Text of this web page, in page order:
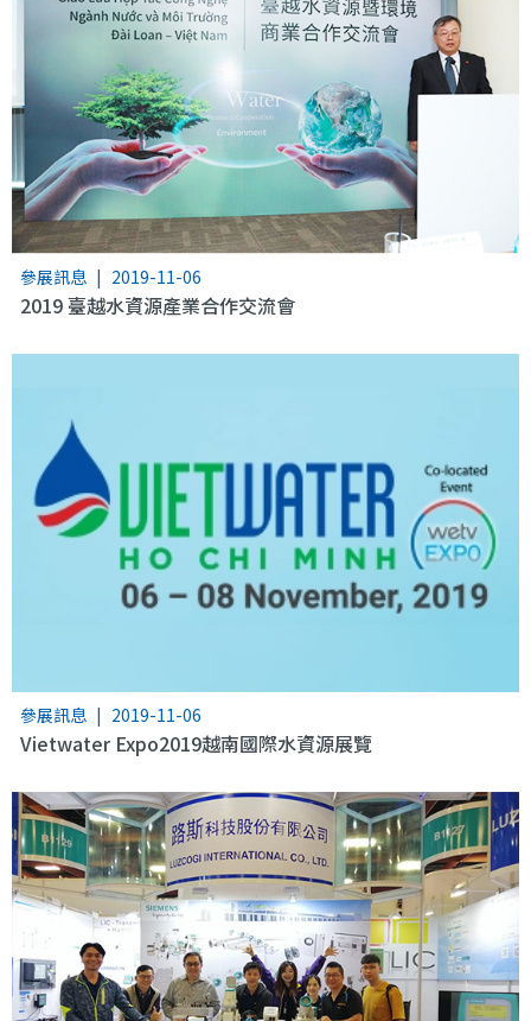
參展訊息 | 2019-11-06
2019 臺越水資源產業合作交流會
參展訊息 | 2019-11-06
Vietwater Expo2019越南國際水資源展覽